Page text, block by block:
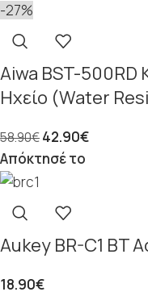
-27%
Aiwa BST-500RD
Ηχείο (Water
58.90€42.90€
Απόκτησέ το
Aukey BR-C1 BT
18.90€